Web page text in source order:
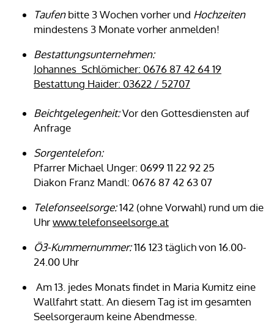
Taufenbitte 3 Wochen vorher und Hochzeiten
mindestens 3 Monate vorher anmelden!
Bestattungsunternehmen:
Johannes Schlömicher: 0676 87 42 64 19
Bestattung Haider: 03622 / 52707
Beichtgelegenheit:Vor den Gottesdiensten auf
Anfrage
Sorgentelefon:
Pfarrer Michael Unger: 0699 11 22 92 25
Diakon Franz Mandl: 0676 87 42 63 07
Telefonseelsorge:142 (ohne Vorwahl) rund um die
Uhrwww.telefonseelsorge.at
Ö3-Kummernummer:116 123 täglich von 16.00-
24.00 Uhr
Am 13. jedes Monats findet in Maria Kumitz eine
Wallfahrt statt. An diesem Tag ist im gesamten
Seelsorgeraum keine Abendmesse.